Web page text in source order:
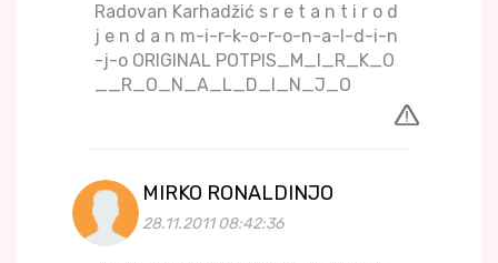
Radovan Karhadžić s r e t a n t i r o d
j e n d a n m-i-r-k-o-r-o-n-a-l-d-i-n
-j-o ORIGINAL POTPIS_M_I_R_K_O
__R_O_N_A_L_D_I_N_J_O
MIRKO RONALDINJO
28.11.2011 08:42:36